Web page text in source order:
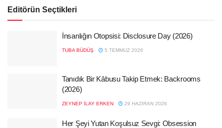
Editörün Seçtikleri
İnsanlığın Otopsisi: Disclosure Day (2026)
TUBA BÜDÜŞ 5 TEMMUZ 2026
Tanıdık Bir Kâbusu Takip Etmek: Backrooms
(2026)
ZEYNEP İLAY ERKEN 29 HAZIRAN 2026
Her Şeyi Yutan Koşulsuz Sevgi: Obsession